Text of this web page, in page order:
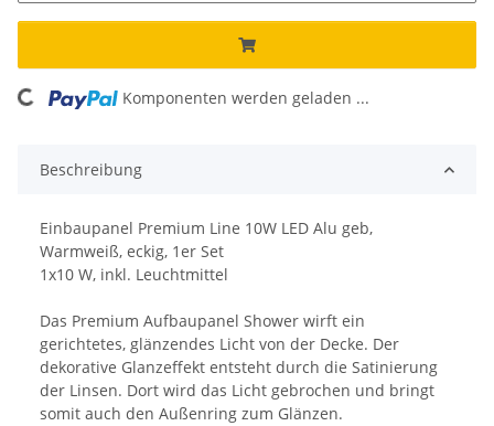
Komponenten werden geladen ...
Beschreibung
Einbaupanel Premium Line 10W LED Alu geb,
Warmweiß, eckig, 1er Set
1x10 W, inkl. Leuchtmittel
Das Premium Aufbaupanel Shower wirft ein
gerichtetes, glänzendes Licht von der Decke. Der
dekorative Glanzeffekt entsteht durch die Satinierung
der Linsen. Dort wird das Licht gebrochen und bringt
somit auch den Außenring zum Glänzen.